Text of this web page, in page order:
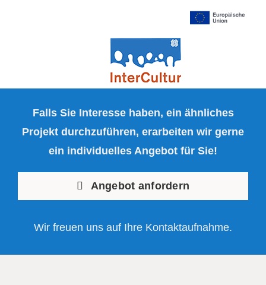
Falls Sie Interesse haben, ein ähnliches
Projekt durchzuführen, erarbeiten wir gerne
ein individuelles Angebot für Sie!
Angebot anfordern
Wir freuen uns auf Ihre Kontaktaufnahme.